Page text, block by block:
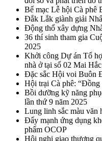
Bế mạc Lễ hội Cà phê
Đắk Lắk giành giải
Động thổ xây dựng
36 thí sinh tham gia
2025
Khởi công Dự án Tổ
nhà ở tại số 02 Mai
Đặc sắc Hội voi Buôn
Hội trại Cà phê: “Đồng
Bồi dưỡng kỹ năng
lần thứ 9 năm 2025
Lung linh sắc màu văn
Đẩy mạnh ứng dụng
phẩm OCOP
Hội nghị giao thương